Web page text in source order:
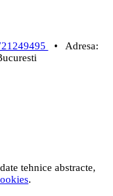
• Adresa:
tehnice abstracte,
.